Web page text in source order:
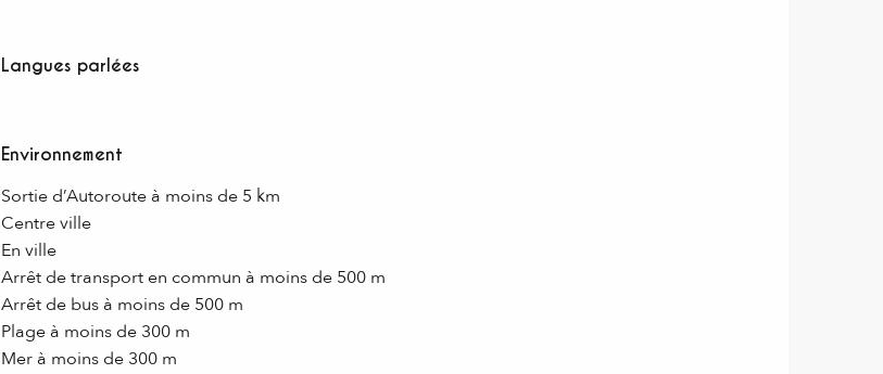
Langues parlées
Langues parlées
Environnement
Environnement
Sortie d’Autoroute à moins de 5 km
Centre ville
En ville
Arrêt de transport en commun à moins de 500 m
Arrêt de bus à moins de 500 m
Plage à moins de 300 m
Mer à moins de 300 m